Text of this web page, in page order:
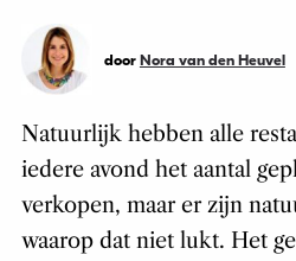
door Nora van den Heuvel
Natuurlijk hebben alle
iedere avond het aantal
verkopen, maar er zijn
waarop dat niet lukt. Het